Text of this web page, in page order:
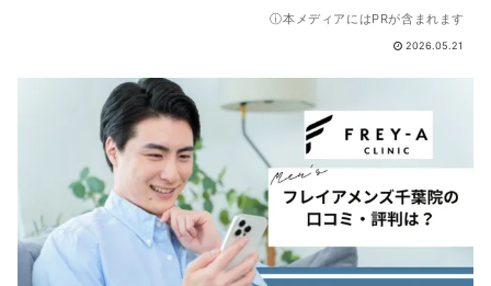
ⓘ本メディアにはPRが含まれます
2026.05.21